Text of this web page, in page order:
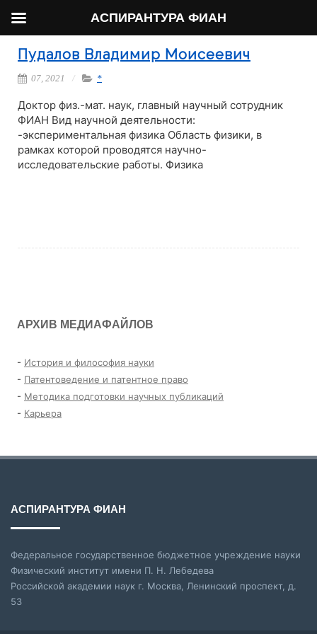
Пудалов Владимир Моисеевич
07, 2021 *
Доктор физ.-мат. наук, главный научный сотрудник
ФИАН Вид научной деятельности:
-экспериментальная физика Область физики, в
рамках которой проводятся научно-
исследовательские работы. Физика
АРХИВ МЕДИАФАЙЛОВ
- История и философия науки
- Патентоведение и патентное право
- Методика подготовки научных публикаций
- Карьера
АСПИРАНТУРА ФИАН
Федеральное государственное бюджетное учреждение науки
Физический институт имени П. Н. Лебедева
Российской академии наук г. Москва, Ленинский проспект, д.
53
АСПИРАНТУРА ФИАН